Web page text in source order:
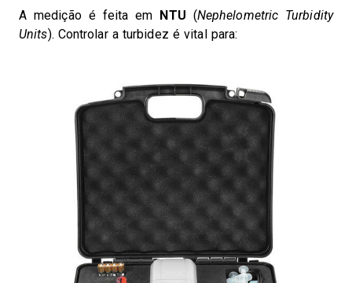
A medição é feita em NTU (Nephelometric Turbidity
Units). Controlar a turbidez é vital para: